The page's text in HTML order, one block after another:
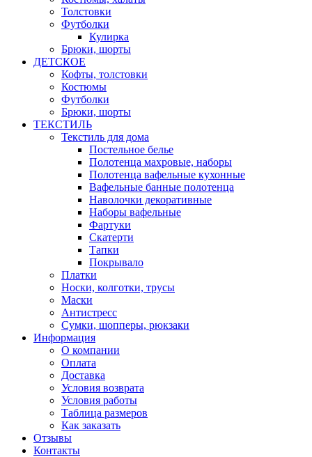
Толстовки
Футболки
Кулирка
Брюки, шорты
ДЕТСКОЕ
Кофты, толстовки
Костюмы
Футболки
Брюки, шорты
ТЕКСТИЛЬ
Текстиль для дома
Постельное белье
Полотенца махровые, наборы
Полотенца вафельные кухонные
Вафельные банные полотенца
Наволочки декоративные
Наборы вафельные
Фартуки
Скатерти
Тапки
Покрывало
Платки
Носки, колготки, трусы
Маски
Антистресс
Сумки, шопперы, рюкзаки
Информация
О компании
Оплата
Доставка
Условия возврата
Условия работы
Таблица размеров
Как заказать
Отзывы
Контакты